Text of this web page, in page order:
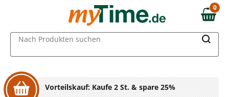
Zum Hauptinhalt springen
Zur Navigation springen
Zur Suche springen
0,00 €
0
Nach Produkten suchen
Vorteilskauf: Kaufe 2 St. & spare 25%